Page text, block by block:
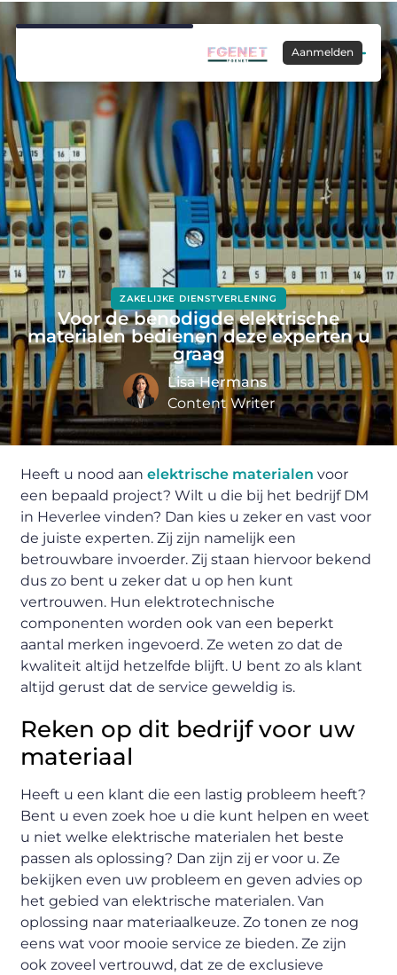
Aanmelden
ZAKELIJKE DIENSTVERLENING
Voor de benodigde elektrische
materialen bedienen deze experten u
graag
Lisa Hermans
Content Writer
Heeft u nood aanelektrische materialen voor
een bepaald project? Wilt u die bij het bedrijf DM
in Heverlee vinden? Dan kies u zeker en vast voor
de juiste experten. Zij zijn namelijk een
betrouwbare invoerder. Zij staan hiervoor bekend
dus zo bent u zeker dat u op hen kunt
vertrouwen. Hun elektrotechnische
componenten worden ook van een beperkt
aantal merken ingevoerd. Ze weten zo dat de
kwaliteit altijd hetzelfde blijft. U bent zo als klant
altijd gerust dat de service geweldig is.
Reken op dit bedrijf voor uw
materiaal
Heeft u een klant die een lastig probleem heeft?
Bent u even zoek hoe u die kunt helpen en weet
u niet welke elektrische materialen het beste
passen als oplossing? Dan zijn zij er voor u. Ze
bekijken even uw probleem en geven advies op
het gebied van elektrische materialen. Van
oplossing naar materiaalkeuze. Zo tonen ze nog
eens wat voor mooie service ze bieden. Ze zijn
ook zoveel vertrouwd, dat ze de exclusieve